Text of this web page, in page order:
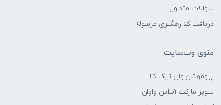
سوالات متداول
دریافت کد رهگیری مرسوله
منوی وب‌سایت
پروموشن وان تیک کالا
سوپر مارکت آنلاین واوان